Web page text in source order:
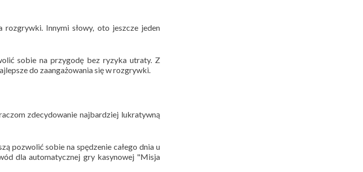
Innymi słowy, oto jeszcze jeden
sobie na przygodę bez ryzyka utraty. Z
do zaangażowania się w rozgrywki.
zdecydowanie najbardziej lukratywną
pozwolić sobie na spędzenie całego dnia u
dla automatycznej gry kasynowej "Misja